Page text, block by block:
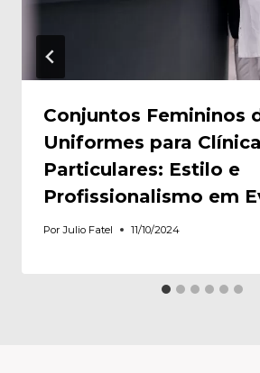
Conjuntos Femininos
Uniformes para
Particulares: Estilo e
Profissionalismo em
Por Julio Fatel 11/10/2024